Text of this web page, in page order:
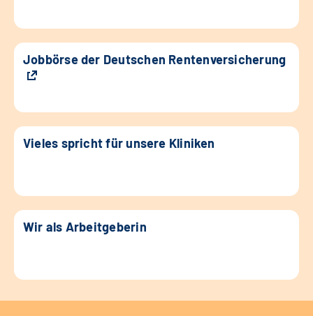
Jobbörse der Deutschen Rentenversicherung
Vieles spricht für unsere Kliniken
Wir als Arbeitgeberin